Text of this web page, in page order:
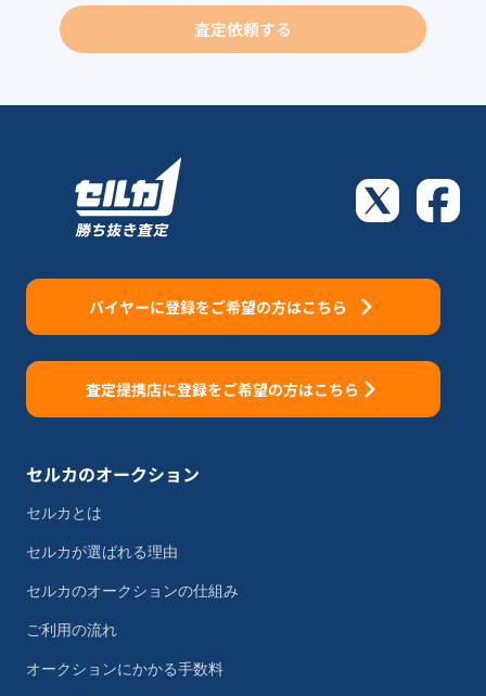
査定依頼する
バイヤーに登録をご希望の方はこちら
査定提携店に登録をご希望の方はこちら
セルカのオークション
セルカとは
セルカが選ばれる理由
セルカのオークションの仕組み
ご利用の流れ
オークションにかかる手数料